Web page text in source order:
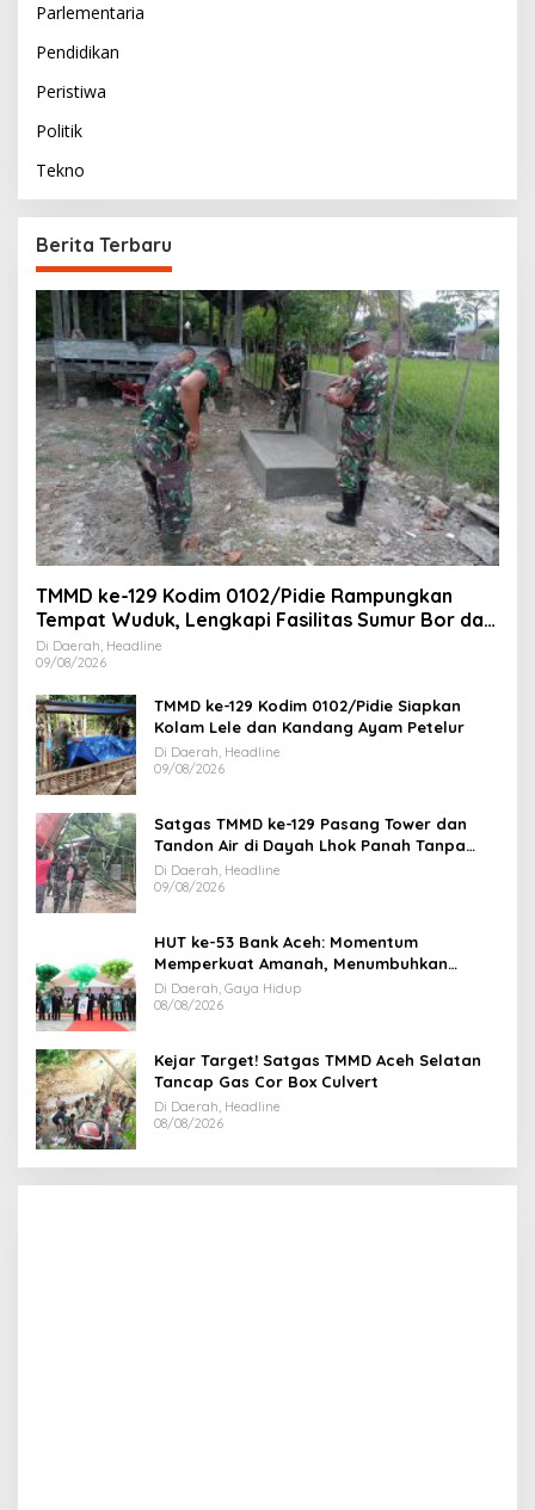
Parlementaria
Pendidikan
Peristiwa
Politik
Tekno
Berita Terbaru
TMMD ke-129 Kodim 0102/Pidie Rampungkan
Tempat Wuduk, Lengkapi Fasilitas Sumur Bor dan
MCK
Di Daerah, Headline
09/08/2026
TMMD ke-129 Kodim 0102/Pidie Siapkan
Kolam Lele dan Kandang Ayam Petelur
Di Daerah, Headline
09/08/2026
Satgas TMMD ke-129 Pasang Tower dan
Tandon Air di Dayah Lhok Panah Tanpa
Jeda
Di Daerah, Headline
09/08/2026
HUT ke-53 Bank Aceh: Momentum
Memperkuat Amanah, Menumbuhkan
Keberkahan Bagi Aceh
Di Daerah, Gaya Hidup
08/08/2026
Kejar Target! Satgas TMMD Aceh Selatan
Tancap Gas Cor Box Culvert
Di Daerah, Headline
08/08/2026